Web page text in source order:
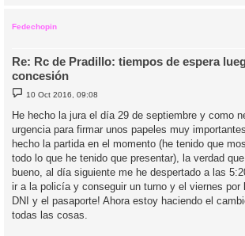
Fedechopin
Re: Rc de Pradillo: tiempos de espera
concesión
M
e
s
a
j
e
10 Oct 2016, 09:08
He hecho la jura el día 29 de septiembre y como
urgencia para firmar unos papeles muy
hecho la partida en el momento (he tenido que
todo lo que he tenido que presentar), la verdad
bueno, al día siguiente me he despertado a las
ir a la policía y conseguir un turno y el viernes por
DNI y el pasaporte! Ahora estoy haciendo el
todas las cosas.